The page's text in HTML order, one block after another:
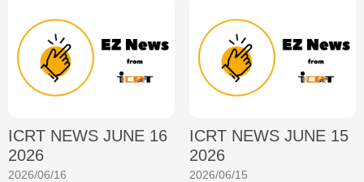
ICRT NEWS JUNE 16
2026
2026/06/16
ICRT NEWS JUNE 15
2026
2026/06/15